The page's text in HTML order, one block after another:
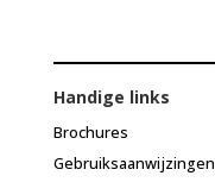
Handige links
Brochures
Gebruiksaanwijzingen